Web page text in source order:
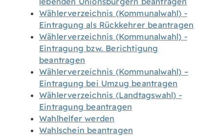
Wählerverzeichnis (Kommunalwahl) -
Eintragung als Rückkehrer beantragen
Wählerverzeichnis (Kommunalwahl) -
Eintragung bzw. Berichtigung
beantragen
Wählerverzeichnis (Kommunalwahl) –
Eintragung bei Umzug beantragen
Wählerverzeichnis (Landtagswahl) -
Eintragung beantragen
Wahlhelfer werden
Wahlschein beantragen